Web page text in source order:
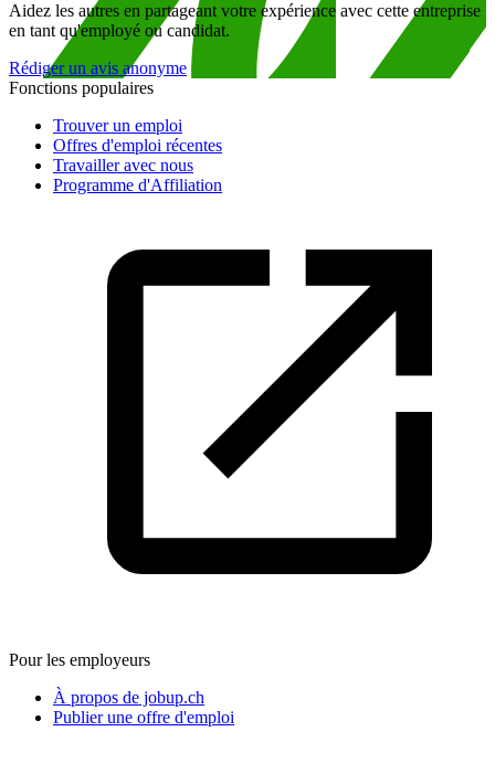
Aidez les autres en partageant votre expérience avec cette entreprise
en tant qu'employé ou candidat.
Rédiger un avis anonyme
Fonctions populaires
Trouver un emploi
Offres d'emploi récentes
Travailler avec nous
Programme d'Affiliation
Pour les employeurs
À propos de jobup.ch
Publier une offre d'emploi